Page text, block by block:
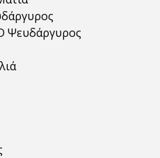
Ψευδάργυρος